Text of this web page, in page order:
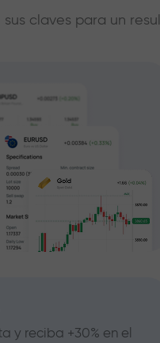
claves para un
y reciba +30% en el